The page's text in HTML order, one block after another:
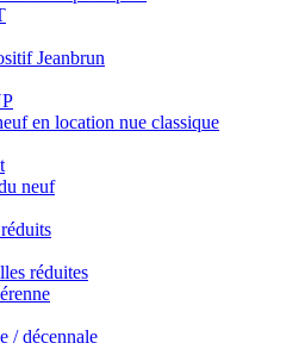
Jeanbrun
en location nue classique
neuf
réduites
/ décennale